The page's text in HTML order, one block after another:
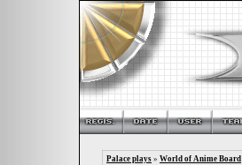
Palace plays » World of Anime Board